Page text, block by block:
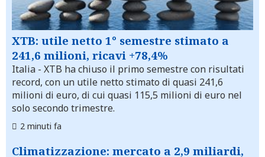
XTB: utile netto 1° semestre stimato a
241,6 milioni, ricavi +78,4%
Italia - XTB ha chiuso il primo semestre con risultati
record, con un utile netto stimato di quasi 241,6
milioni di euro, di cui quasi 115,5 milioni di euro nel
solo secondo trimestre.
2 minuti fa
Climatizzazione: mercato a 2,9 miliardi,